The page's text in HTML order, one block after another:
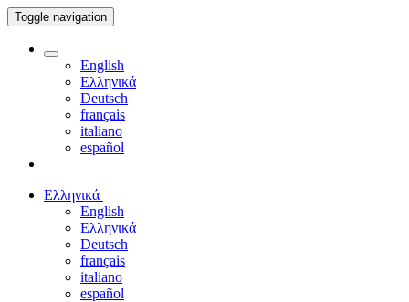
Toggle navigation
English
Ελληνικά
Deutsch
français
italiano
español
Ελληνικά
English
Ελληνικά
Deutsch
français
italiano
español